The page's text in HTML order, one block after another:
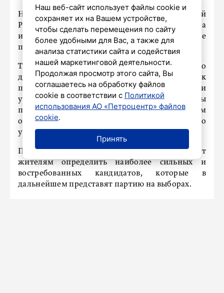
На предварительное голосование «Единой
России» зарегистрировались 4,3 миллиона
избирателей. Об этом сообщили в пресс-службе
партии.
Также отмечается, что Петербург традиционно
демонстрирует высокий интерес жителей к
процедуре предварительного голосования и
участию в формировании будущей команды
партии. Для города это важный механизм
открытого отбора кандидатов и прямого
участия граждан в политических процессах.
Предварительное голосование позволяет
жителям определить наиболее сильных и
востребованных кандидатов, которые в
дальнейшем представят партию на выборах.
Наш веб-сайт использует файлы cookie и
сохраняет их на Вашем устройстве,
чтобы сделать перемещения по сайту
более удобными для Вас, а также для
анализа статистики сайта и содействия
нашей маркетинговой деятельности.
Продолжая просмотр этого сайта, Вы
соглашаетесь на обработку файлов
cookie в соответствии с Политикой
использования АО «Петроцентр» файлов
cookie.
Принять